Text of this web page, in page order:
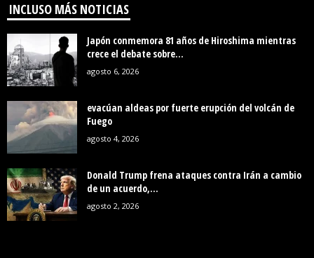
INCLUSO MÁS NOTICIAS
Japón conmemora 81 años de Hiroshima mientras
crece el debate sobre...
agosto 6, 2026
evacúan aldeas por fuerte erupción del volcán de
Fuego
agosto 4, 2026
Donald Trump frena ataques contra Irán a cambio
de un acuerdo,...
agosto 2, 2026